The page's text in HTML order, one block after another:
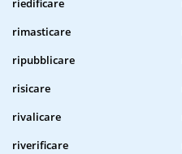
riedificare
rimasticare
ripubblicare
risicare
rivalicare
riverificare